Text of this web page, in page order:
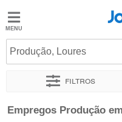
Jobted
Empregos
Salários
Produção, Loures
Filtros
Ordenar por Localidade
Empregos Produção